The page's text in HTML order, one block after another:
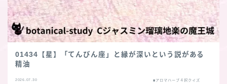
01434【星】「てんびん座」と縁が深いという説がある
精油
2026.07.30 ■アロマハーブ４択クイズ